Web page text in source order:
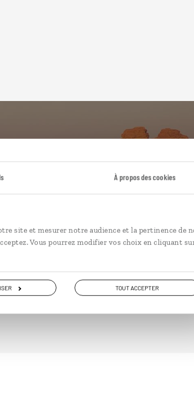
À propos des cookies
site et mesurer notre audience et la pertinence de
Vous pourrez modifier vos choix en cliquant
TOUT ACCEPTER